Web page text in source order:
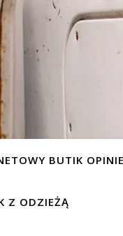
BUTIK OPINIE
Z ODZIEŻĄ